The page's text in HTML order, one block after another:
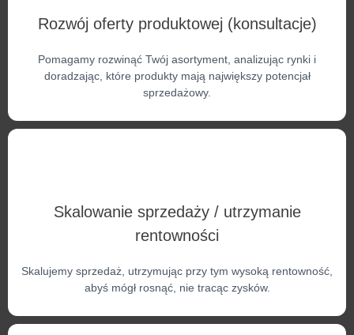
Rozwój oferty produktowej (konsultacje)
Pomagamy rozwinąć Twój asortyment, analizując rynki i
doradzając, które produkty mają największy potencjał
sprzedażowy.
Skalowanie sprzedaży / utrzymanie
rentowności
Skalujemy sprzedaż, utrzymując przy tym wysoką rentowność,
abyś mógł rosnąć, nie tracąc zysków.